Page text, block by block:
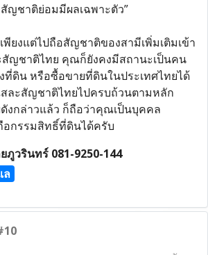
ย่อมมีผลเฉพาะตัว”
แต่ไปถือสัญชาติของสามีเพิ่มเติมเข้า
สัญชาติไทย คุณก็ยังคงมีสถานะเป็นคน
ดิน หรือซื้อขายที่ดินในประเทศไทยได้
ละสัญชาติไทยไปครบถ้วนตามหลัก
งกล่าวแล้ว ก็ถือว่าคุณเป็นบุคคล
กรรมสิทธิ์ที่ดินได้ครับ
ภูวรินทร์ 081-9250-144
ล